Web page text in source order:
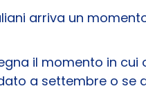
arriva un
il momento in cui
a settembre o se